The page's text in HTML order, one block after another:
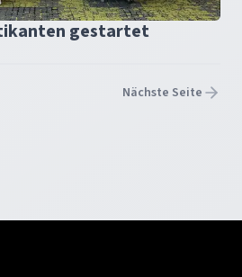
gestartet
Nächste Seite